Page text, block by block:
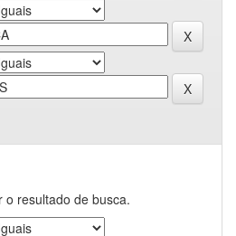
o resultado de busca.